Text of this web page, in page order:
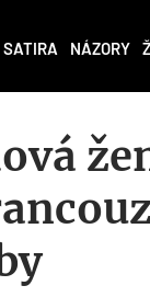
SATIRA NÁZORY